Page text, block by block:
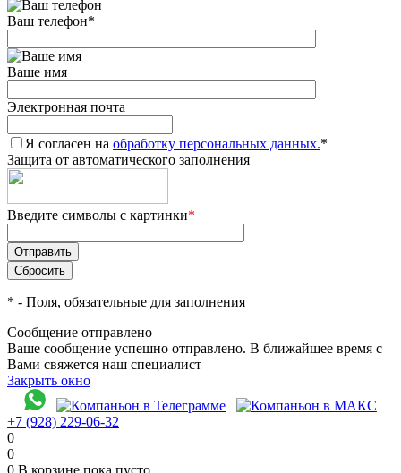
Ваш телефон*
Ваше имя
Электронная почта
Я согласен на обработку персональных данных.*
Защита от автоматического заполнения
Введите символы с картинки*
* - Поля, обязательные для заполнения
Сообщение отправлено
Ваше сообщение успешно отправлено. В ближайшее время с
Вами свяжется наш специалист
Закрыть окно
+7 (928) 229-06-32
0
0
0 В корзине пока пусто